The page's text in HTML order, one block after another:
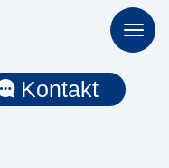
Toggle
Kontakt